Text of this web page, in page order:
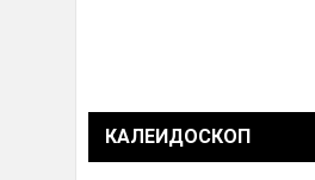
КАЛЕИДОСКОП